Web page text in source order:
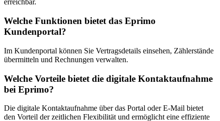
erreichbar.
Welche Funktionen bietet das Eprimo
Kundenportal?
Im Kundenportal können Sie Vertragsdetails einsehen, Zählerstände
übermitteln und Rechnungen verwalten.
Welche Vorteile bietet die digitale Kontaktaufnahme
bei Eprimo?
Die digitale Kontaktaufnahme über das Portal oder E-Mail bietet
den Vorteil der zeitlichen Flexibilität und ermöglicht eine effiziente